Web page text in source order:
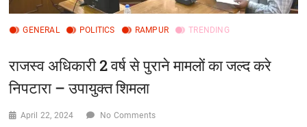
GENERAL POLITICS RAMPUR TRENDING
राजस्व अधिकारी 2 वर्ष से पुराने मामलों का जल्द करे
निपटारा – उपायुक्त शिमला
April 22, 2024 No Comments